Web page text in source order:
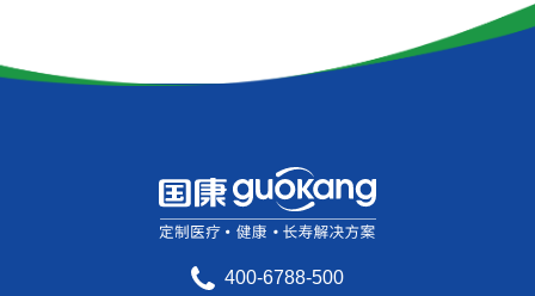
400-6788-500